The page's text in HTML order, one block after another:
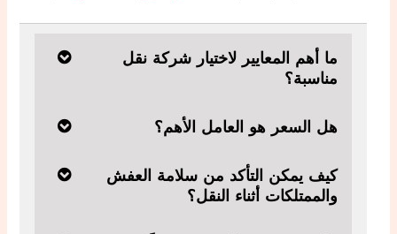
ما أهم المعايير لاختيار شركة نقل
مناسبة؟
هل السعر هو العامل الأهم؟
كيف يمكن التأكد من سلامة العفش
والممتلكات أثناء النقل؟